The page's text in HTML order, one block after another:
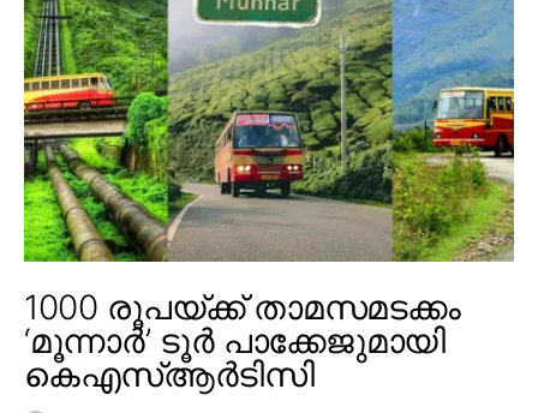
1000 രൂപയ്ക്ക് താമസമടക്കം
‘മൂന്നാർ’ ടൂർ പാക്കേജുമായി
കെഎസ്ആർടിസി